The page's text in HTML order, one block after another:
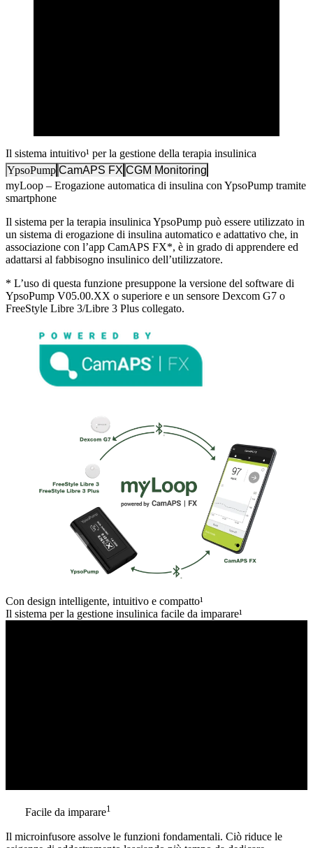
Il sistema intuitivo¹ per la gestione della terapia insulinica
YpsoPump CamAPS FX CGM Monitoring
myLoop – Erogazione automatica di insulina con YpsoPump tramite
smartphone
Il sistema per la terapia insulinica YpsoPump può essere utilizzato in
un sistema di erogazione di insulina automatico e adattativo che, in
associazione con l’app CamAPS FX*, è in grado di apprendere ed
adattarsi al fabbisogno insulinico dell’utilizzatore.
* L’uso di questa funzione presuppone la versione del software di
YpsoPump V05.00.XX o superiore e un sensore Dexcom G7 o
FreeStyle Libre 3/Libre 3 Plus collegato.
Con design intelligente, intuitivo e compatto¹
Il sistema per la gestione insulinica facile da imparare¹
Facile da imparare1
Il microinfusore assolve le funzioni fondamentali. Ciò riduce le